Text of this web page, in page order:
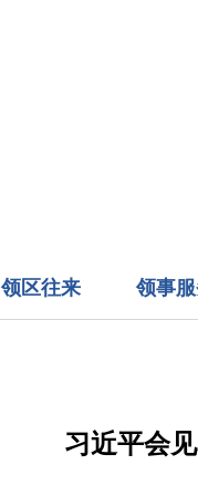
领区往来 领事
习近平会